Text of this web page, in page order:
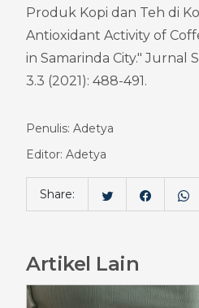
Produk Kopi dan Teh di
Antioxidant Activity of
in Samarinda City." Jurnal
3.3 (2021): 488-491.
Penulis: Adetya
Editor: Adetya
Share:
Artikel Lain